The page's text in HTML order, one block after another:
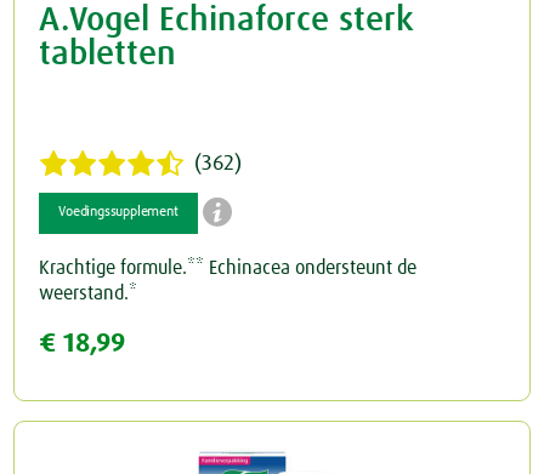
A.Vogel Echinaforce sterk
tabletten
(362)
Voedingssupplement 
Krachtige formule.** Echinacea ondersteunt de
weerstand.*
€ 18,99